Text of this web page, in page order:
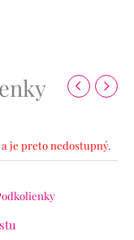
je preto nedostupný.